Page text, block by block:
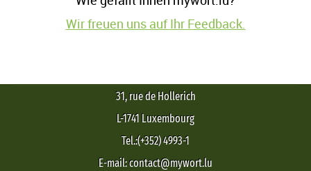
Wir freuen uns auf Ihr Feedback.
31, rue de Hollerich
L-1741 Luxembourg
Tel.:(+352) 4993-1
E-mail: contact@mywort.lu